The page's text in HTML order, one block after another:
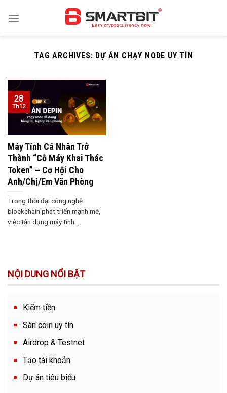
TAG ARCHIVES: DỰ ÁN CHẠY NODE UY TÍN
Máy Tính Cá Nhân Trở
Thành “Cỗ Máy Khai Thác
Token” – Cơ Hội Cho
Anh/Chị/Em Văn Phòng
Trong thời đại công nghệ
blockchain phát triển mạnh mẽ,
việc tận dụng máy tính ...
28
Th12
NỘI DUNG NỔI BẬT
Kiếm tiền
Sàn coin uy tín
Airdrop & Testnet
Tạo tài khoản
Dự án tiêu biểu